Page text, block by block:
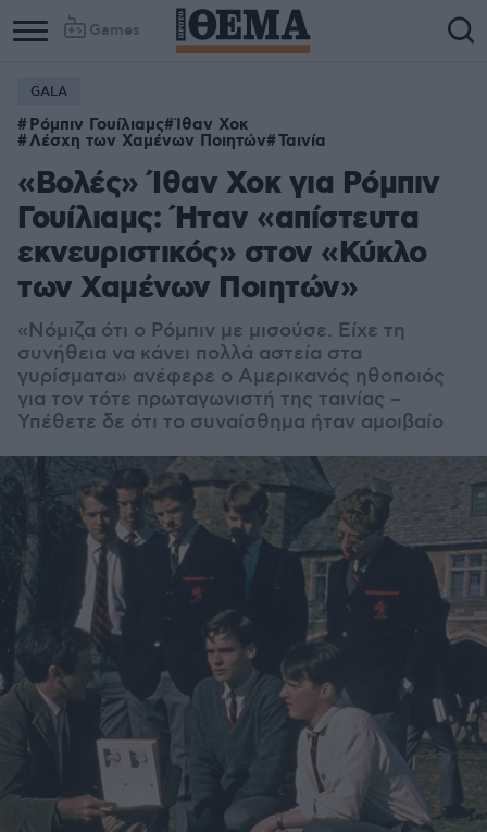
Games
GALA
Ρόμπιν Γουίλιαμς Ίθαν Χοκ
Λέσχη των Χαμένων Ποιητών Ταινία
«Βολές» Ίθαν Χοκ για Ρόμπιν
Γουίλιαμς: Ήταν «απίστευτα
εκνευριστικός» στον «Κύκλο
των Χαμένων Ποιητών»
«Νόμιζα ότι ο Ρόμπιν με μισούσε. Είχε τη
συνήθεια να κάνει πολλά αστεία στα
γυρίσματα» ανέφερε ο Αμερικανός ηθοποιός
για τον τότε πρωταγωνιστή της ταινίας –
Υπέθετε δε ότι το συναίσθημα ήταν αμοιβαίο